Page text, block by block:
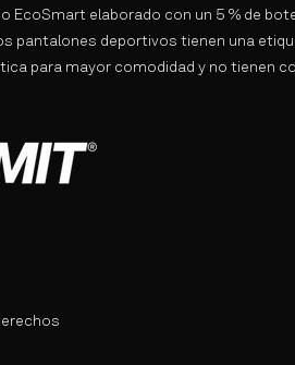
EcoSmart elaborado con un 5 % de
pantalones deportivos tienen una
para mayor comodidad y no tienen